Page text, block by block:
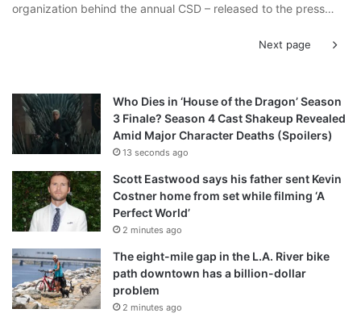
organization behind the annual CSD – released to the press…
Next page
Who Dies in ‘House of the Dragon’ Season
3 Finale? Season 4 Cast Shakeup Revealed
Amid Major Character Deaths (Spoilers)
13 seconds ago
Scott Eastwood says his father sent Kevin
Costner home from set while filming ‘A
Perfect World’
2 minutes ago
The eight-mile gap in the L.A. River bike
path downtown has a billion-dollar
problem
2 minutes ago